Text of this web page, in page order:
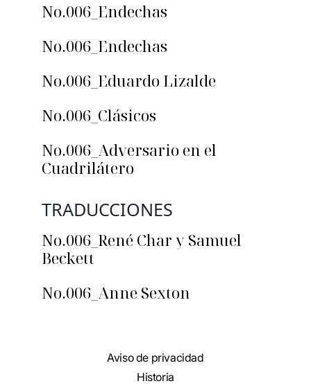
No.006_Endechas
No.006_Endechas
No.006_Eduardo Lizalde
No.006_Clásicos
No.006_Adversario en el
Cuadrilátero
TRADUCCIONES
No.006_René Char y Samuel
Beckett
No.006_Anne Sexton
Aviso de privacidad
Historia